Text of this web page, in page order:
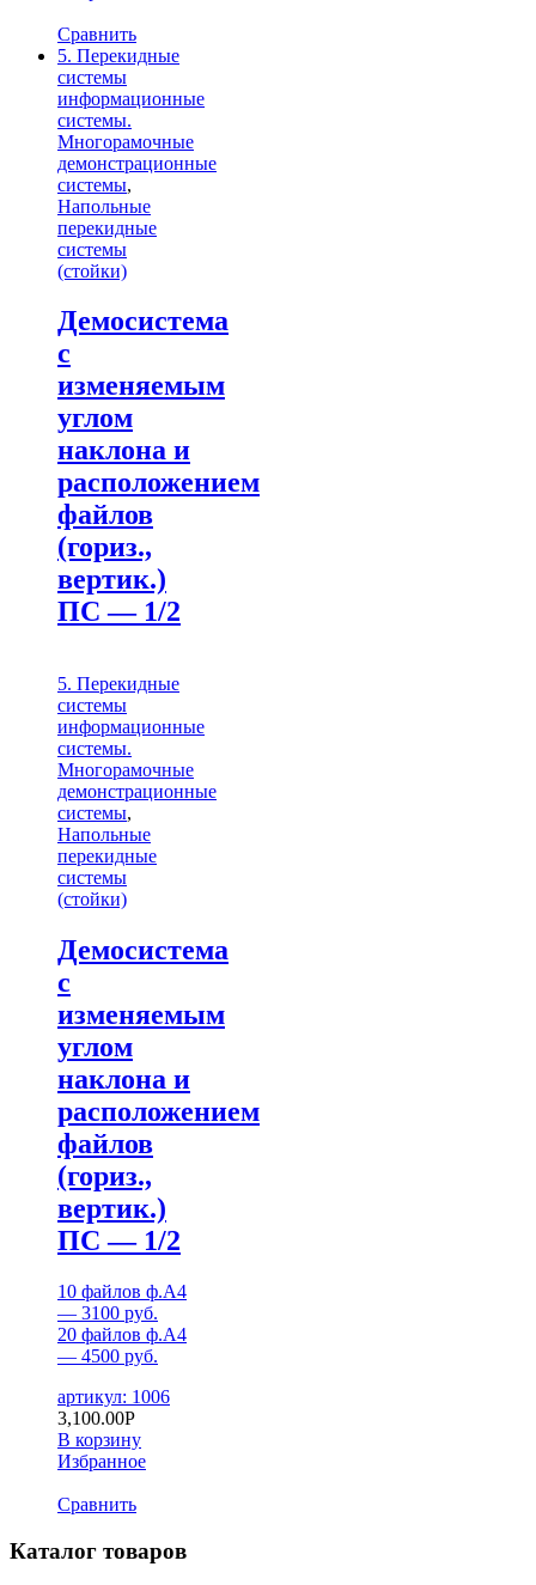
Сравнить
5. Перекидные
системы
информационные
системы.
Многорамочные
демонстрационные
системы,
Напольные
перекидные
системы
(стойки)
Демосистема
с
изменяемым
углом
наклона и
расположением
файлов
(гориз.,
вертик.)
ПС — 1/2
5. Перекидные
системы
информационные
системы.
Многорамочные
демонстрационные
системы,
Напольные
перекидные
системы
(стойки)
Демосистема
с
изменяемым
углом
наклона и
расположением
файлов
(гориз.,
вертик.)
ПС — 1/2
10 файлов ф.А4
— 3100 руб.
20 файлов ф.А4
— 4500 руб.
артикул: 1006
3,100.00Р
В корзину
Избранное
Сравнить
Каталог товаров